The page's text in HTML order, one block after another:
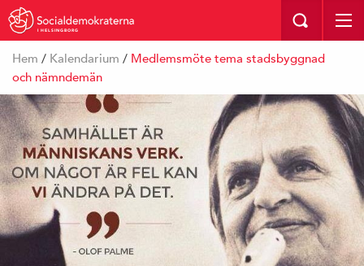
I HELSINGBORG
Hem / Kalendarium / Medlemsmöte tema stadsbyggnad
och nämndemän